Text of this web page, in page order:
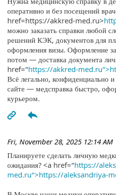
оперативно и без посещений
href=https://akkred-med.ru>
можно заказать справки любой
решений КЭК, документов для
оформления визы. Оформление
потом — доставка документа
href="https://akkred-
Всё легально, конфиденциально
сайте — медсправка быстро,
курьером.
Fri, November 28, 2025 12:14 AM
Планируете сделать личную
ожидания? <a href="https://
med.ru">https://aleksandriya-